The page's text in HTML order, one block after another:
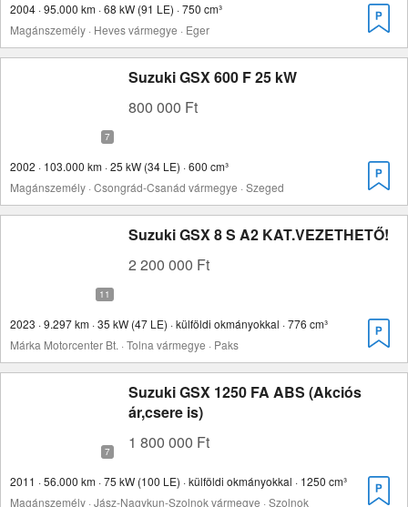
2004 · 95.000 km · 68 kW (91 LE) · 750 cm³
Magánszemély · Heves vármegye · Eger
Suzuki GSX 600 F 25 kW
800 000 Ft
2002 · 103.000 km · 25 kW (34 LE) · 600 cm³
Magánszemély · Csongrád-Csanád vármegye · Szeged
Suzuki GSX 8 S A2 KAT.VEZETHETŐ!
2 200 000 Ft
2023 · 9.297 km · 35 kW (47 LE) · külföldi okmányokkal · 776 cm³
Márka Motorcenter Bt. · Tolna vármegye · Paks
Suzuki GSX 1250 FA ABS (Akciós
ár,csere is)
1 800 000 Ft
2011 · 56.000 km · 75 kW (100 LE) · külföldi okmányokkal · 1250 cm³
Magánszemély · Jász-Nagykun-Szolnok vármegye · Szolnok